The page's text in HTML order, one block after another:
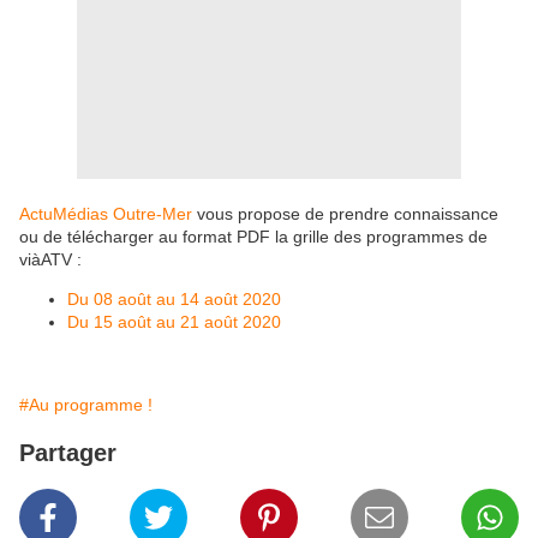
ActuMédias Outre-Mer vous propose de prendre connaissance
ou de télécharger au format PDF la grille des programmes de
viàATV :
Du 08 août au 14 août 2020
Du 15 août au 21 août 2020
#Au programme !
Partager